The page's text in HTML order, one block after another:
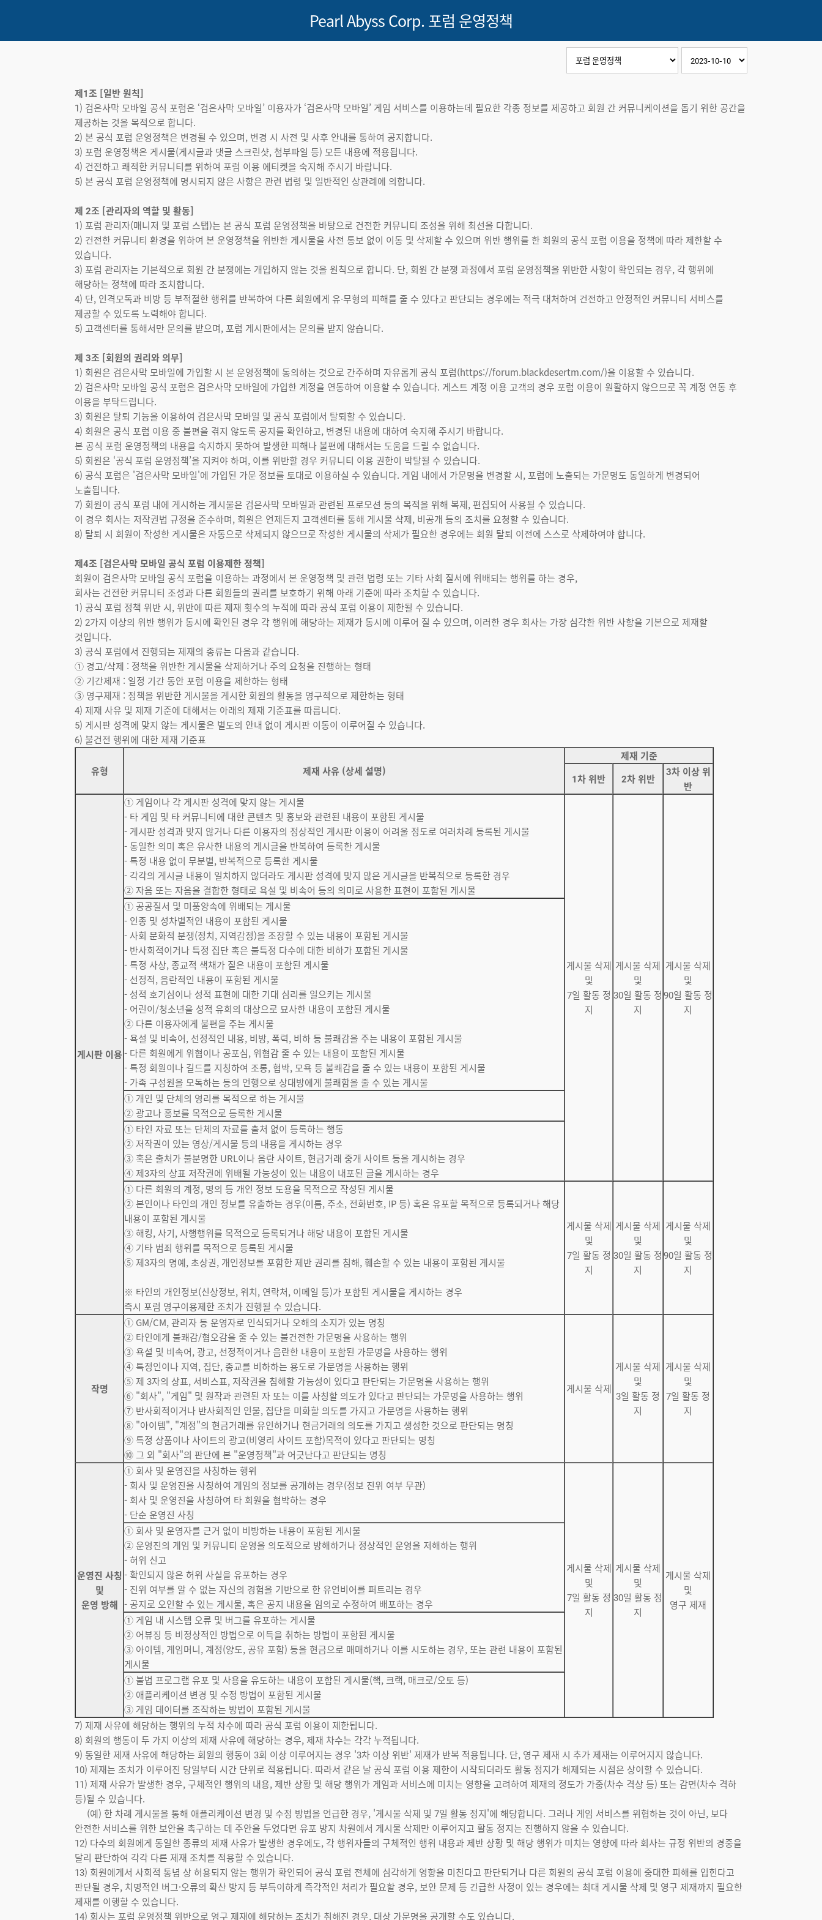
Pearl Abyss Corp. 포럼 운영정책
제1조 [일반 원칙]
1) 검은사막 모바일 공식 포럼은 ‘검은사막 모바일’ 이용자가 ‘검은사막 모바일’ 게임 서비스를 이용하는데 필요한 각종 정보를 제공하고 회원 간 커뮤니케이션을 돕기 위한 공간을
제공하는 것을 목적으로 합니다.
2) 본 공식 포럼 운영정책은 변경될 수 있으며, 변경 시 사전 및 사후 안내를 통하여 공지합니다.
3) 포럼 운영정책은 게시물(게시글과 댓글 스크린샷, 첨부파일 등) 모든 내용에 적용됩니다.
4) 건전하고 쾌적한 커뮤니티를 위하여 포럼 이용 에티켓을 숙지해 주시기 바랍니다.
5) 본 공식 포럼 운영정책에 명시되지 않은 사항은 관련 법령 및 일반적인 상관례에 의합니다.
제 2조 [관리자의 역할 및 활동]
1) 포럼 관리자(매니저 및 포럼 스탭)는 본 공식 포럼 운영정책을 바탕으로 건전한 커뮤니티 조성을 위해 최선을 다합니다.
2) 건전한 커뮤니티 환경을 위하여 본 운영정책을 위반한 게시물을 사전 통보 없이 이동 및 삭제할 수 있으며 위반 행위를 한 회원의 공식 포럼 이용을 정책에 따라 제한할 수
있습니다.
3) 포럼 관리자는 기본적으로 회원 간 분쟁에는 개입하지 않는 것을 원칙으로 합니다. 단, 회원 간 분쟁 과정에서 포럼 운영정책을 위반한 사항이 확인되는 경우, 각 행위에
해당하는 정책에 따라 조치합니다.
4) 단, 인격모독과 비방 등 부적절한 행위를 반복하여 다른 회원에게 유∙무형의 피해를 줄 수 있다고 판단되는 경우에는 적극 대처하여 건전하고 안정적인 커뮤니티 서비스를
제공할 수 있도록 노력해야 합니다.
5) 고객센터를 통해서만 문의를 받으며, 포럼 게시판에서는 문의를 받지 않습니다.
제 3조 [회원의 권리와 의무]
1) 회원은 검은사막 모바일에 가입할 시 본 운영정책에 동의하는 것으로 간주하며 자유롭게 공식 포럼(https://forum.blackdesertm.com/)을 이용할 수 있습니다.
2) 검은사막 모바일 공식 포럼은 검은사막 모바일에 가입한 계정을 연동하여 이용할 수 있습니다. 게스트 계정 이용 고객의 경우 포럼 이용이 원활하지 않으므로 꼭 계정 연동 후
이용을 부탁드립니다.
3) 회원은 탈퇴 기능을 이용하여 검은사막 모바일 및 공식 포럼에서 탈퇴할 수 있습니다.
4) 회원은 공식 포럼 이용 중 불편을 겪지 않도록 공지를 확인하고, 변경된 내용에 대하여 숙지해 주시기 바랍니다.
본 공식 포럼 운영정책의 내용을 숙지하지 못하여 발생한 피해나 불편에 대해서는 도움을 드릴 수 없습니다.
5) 회원은 ‘공식 포럼 운영정책’을 지켜야 하며, 이를 위반할 경우 커뮤니티 이용 권한이 박탈될 수 있습니다.
6) 공식 포럼은 '검은사막 모바일'에 가입된 가문 정보를 토대로 이용하실 수 있습니다. 게임 내에서 가문명을 변경할 시, 포럼에 노출되는 가문명도 동일하게 변경되어
노출됩니다.
7) 회원이 공식 포럼 내에 게시하는 게시물은 검은사막 모바일과 관련된 프로모션 등의 목적을 위해 복제, 편집되어 사용될 수 있습니다.
이 경우 회사는 저작권법 규정을 준수하며, 회원은 언제든지 고객센터를 통해 게시물 삭제, 비공개 등의 조치를 요청할 수 있습니다.
8) 탈퇴 시 회원이 작성한 게시물은 자동으로 삭제되지 않으므로 작성한 게시물의 삭제가 필요한 경우에는 회원 탈퇴 이전에 스스로 삭제하여야 합니다.
제4조 [검은사막 모바일 공식 포럼 이용제한 정책]
회원이 검은사막 모바일 공식 포럼을 이용하는 과정에서 본 운영정책 및 관련 법령 또는 기타 사회 질서에 위배되는 행위를 하는 경우,
회사는 건전한 커뮤니티 조성과 다른 회원들의 권리를 보호하기 위해 아래 기준에 따라 조치할 수 있습니다.
1) 공식 포럼 정책 위반 시, 위반에 따른 제재 횟수의 누적에 따라 공식 포럼 이용이 제한될 수 있습니다.
2) 2가지 이상의 위반 행위가 동시에 확인된 경우 각 행위에 해당하는 제재가 동시에 이루어 질 수 있으며, 이러한 경우 회사는 가장 심각한 위반 사항을 기본으로 제재할
것입니다.
3) 공식 포럼에서 진행되는 제재의 종류는 다음과 같습니다.
① 경고/삭제 : 정책을 위반한 게시물을 삭제하거나 주의 요청을 진행하는 형태
② 기간제재 : 일정 기간 동안 포럼 이용을 제한하는 형태
③ 영구제재 : 정책을 위반한 게시물을 게시한 회원의 활동을 영구적으로 제한하는 형태
4) 제재 사유 및 제재 기준에 대해서는 아래의 제재 기준표를 따릅니다.
5) 게시판 성격에 맞지 않는 게시물은 별도의 안내 없이 게시판 이동이 이루어질 수 있습니다.
6) 불건전 행위에 대한 제재 기준표
유형 제재 사유 (상세 설명)
제재 기준
1차 위반
2차 위반
3차 이상 위
반
게시판 이용
① 게임이나 각 게시판 성격에 맞지 않는 게시물
- 타 게임 및 타 커뮤니티에 대한 콘텐츠 및 홍보와 관련된 내용이 포함된 게시물
- 게시판 성격과 맞지 않거나 다른 이용자의 정상적인 게시판 이용이 어려울 정도로 여러차례 등록된 게시물
- 동일한 의미 혹은 유사한 내용의 게시글을 반복하여 등록한 게시물
- 특정 내용 없이 무분별, 반복적으로 등록한 게시물
- 각각의 게시글 내용이 일치하지 않더라도 게시판 성격에 맞지 않은 게시글을 반복적으로 등록한 경우
② 자음 또는 자음을 결합한 형태로 욕설 및 비속어 등의 의미로 사용한 표현이 포함된 게시물
게시물 삭제
및
7일 활동 정
지
게시물 삭제
및
30일 활동 정
지
게시물 삭제
및
90일 활동 정
지
① 공공질서 및 미풍양속에 위배되는 게시물
- 인종 및 성차별적인 내용이 포함된 게시물
- 사회 문화적 분쟁(정치, 지역감정)을 조장할 수 있는 내용이 포함된 게시물
- 반사회적이거나 특정 집단 혹은 불특정 다수에 대한 비하가 포함된 게시물
- 특정 사상, 종교적 색채가 짙은 내용이 포함된 게시물
- 선정적, 음란적인 내용이 포함된 게시물
- 성적 호기심이나 성적 표현에 대한 기대 심리를 일으키는 게시물
- 어린이/청소년을 성적 유희의 대상으로 묘사한 내용이 포함된 게시물
② 다른 이용자에게 불편을 주는 게시물
- 욕설 및 비속어, 선정적인 내용, 비방, 폭력, 비하 등 불쾌감을 주는 내용이 포함된 게시물
- 다른 회원에게 위협이나 공포심, 위협감 줄 수 있는 내용이 포함된 게시물
- 특정 회원이나 길드를 지칭하여 조롱, 협박, 모욕 등 불쾌감을 줄 수 있는 내용이 포함된 게시물
- 가족 구성원을 모독하는 등의 언행으로 상대방에게 불쾌함을 줄 수 있는 게시물
① 개인 및 단체의 영리를 목적으로 하는 게시물
② 광고나 홍보를 목적으로 등록한 게시물
① 타인 자료 또는 단체의 자료를 출처 없이 등록하는 행동
② 저작권이 있는 영상/게시물 등의 내용을 게시하는 경우
③ 혹은 출처가 불분명한 URL이나 음란 사이트, 현금거래 중개 사이트 등을 게시하는 경우
④ 제3자의 상표 저작권에 위배될 가능성이 있는 내용이 내포된 글을 게시하는 경우
① 다른 회원의 계정, 명의 등 개인 정보 도용을 목적으로 작성된 게시물
② 본인이나 타인의 개인 정보를 유출하는 경우(이름, 주소, 전화번호, IP 등) 혹은 유포할 목적으로 등록되거나 해당
내용이 포함된 게시물
③ 해킹, 사기, 사행행위를 목적으로 등록되거나 해당 내용이 포함된 게시물
④ 기타 범죄 행위를 목적으로 등록된 게시물
⑤ 제3자의 명예, 초상권, 개인정보를 포함한 제반 권리를 침해, 훼손할 수 있는 내용이 포함된 게시물
※ 타인의 개인정보(신상정보, 위치, 연락처, 이메일 등)가 포함된 게시물을 게시하는 경우
즉시 포럼 영구이용제한 조치가 진행될 수 있습니다.
게시물 삭제
및
7일 활동 정
지
게시물 삭제
및
30일 활동 정
지
게시물 삭제
및
90일 활동 정
지
작명
① GM/CM, 관리자 등 운영자로 인식되거나 오해의 소지가 있는 명칭
② 타인에게 불쾌감/혐오감을 줄 수 있는 불건전한 가문명을 사용하는 행위
③ 욕설 및 비속어, 광고, 선정적이거나 음란한 내용이 포함된 가문명을 사용하는 행위
④ 특정인이나 지역, 집단, 종교를 비하하는 용도로 가문명을 사용하는 행위
⑤ 제 3자의 상표, 서비스표, 저작권을 침해할 가능성이 있다고 판단되는 가문명을 사용하는 행위
⑥ "회사", "게임" 및 원작과 관련된 자 또는 이를 사칭할 의도가 있다고 판단되는 가문명을 사용하는 행위
⑦ 반사회적이거나 반사회적인 인물, 집단을 미화할 의도를 가지고 가문명을 사용하는 행위
⑧ "아이템", "계정"의 현금거래를 유인하거나 현금거래의 의도를 가지고 생성한 것으로 판단되는 명칭
⑨ 특정 상품이나 사이트의 광고(비영리 사이트 포함)목적이 있다고 판단되는 명칭
⑩ 그 외 "회사"의 판단에 본 "운영정책"과 어긋난다고 판단되는 명칭
게시물 삭제
게시물 삭제
및
3일 활동 정
지
게시물 삭제
및
7일 활동 정
지
운영진 사칭
및
운영 방해
① 회사 및 운영진을 사칭하는 행위
- 회사 및 운영진을 사칭하여 게임의 정보를 공개하는 경우(정보 진위 여부 무관)
- 회사 및 운영진을 사칭하여 타 회원을 협박하는 경우
- 단순 운영진 사칭
게시물 삭제
및
7일 활동 정
지
게시물 삭제
및
30일 활동 정
지
게시물 삭제
및
영구 제재
① 회사 및 운영자를 근거 없이 비방하는 내용이 포함된 게시물
② 운영진의 게임 및 커뮤니티 운영을 의도적으로 방해하거나 정상적인 운영을 저해하는 행위
- 허위 신고
- 확인되지 않은 허위 사실을 유포하는 경우
- 진위 여부를 알 수 없는 자신의 경험을 기반으로 한 유언비어를 퍼트리는 경우
- 공지로 오인할 수 있는 게시물, 혹은 공지 내용을 임의로 수정하여 배포하는 경우
① 게임 내 시스템 오류 및 버그를 유포하는 게시물
② 어뷰징 등 비정상적인 방법으로 이득을 취하는 방법이 포함된 게시물
③ 아이템, 게임머니, 계정(양도, 공유 포함) 등을 현금으로 매매하거나 이를 시도하는 경우, 또는 관련 내용이 포함된
게시물
① 불법 프로그램 유포 및 사용을 유도하는 내용이 포함된 게시물(핵, 크랙, 매크로/오토 등)
② 애플리케이션 변경 및 수정 방법이 포함된 게시물
③ 게임 데이터를 조작하는 방법이 포함된 게시물
7) 제재 사유에 해당하는 행위의 누적 차수에 따라 공식 포럼 이용이 제한됩니다.
8) 회원의 행동이 두 가지 이상의 제재 사유에 해당하는 경우, 제재 차수는 각각 누적됩니다.
9) 동일한 제재 사유에 해당하는 회원의 행동이 3회 이상 이루어지는 경우 '3차 이상 위반' 제재가 반복 적용됩니다. 단, 영구 제재 시 추가 제재는 이루어지지 않습니다.
10) 제재는 조치가 이루어진 당일부터 시간 단위로 적용됩니다. 따라서 같은 날 공식 포럼 이용 제한이 시작되더라도 활동 정지가 해제되는 시점은 상이할 수 있습니다.
11) 제재 사유가 발생한 경우, 구체적인 행위의 내용, 제반 상황 및 해당 행위가 게임과 서비스에 미치는 영향을 고려하여 제재의 정도가 가중(차수 격상 등) 또는 감면(차수 격하
등)될 수 있습니다.
(예) 한 차례 게시물을 통해 애플리케이션 변경 및 수정 방법을 언급한 경우, '게시물 삭제 및 7일 활동 정지'에 해당합니다. 그러나 게임 서비스를 위협하는 것이 아닌, 보다
안전한 서비스를 위한 보안을 촉구하는 데 주안을 두었다면 유포 방지 차원에서 게시물 삭제만 이루어지고 활동 정지는 진행하지 않을 수 있습니다.
12) 다수의 회원에게 동일한 종류의 제재 사유가 발생한 경우에도, 각 행위자들의 구체적인 행위 내용과 제반 상황 및 해당 행위가 미치는 영향에 따라 회사는 규정 위반의 경중을
달리 판단하여 각각 다른 제재 조치를 적용할 수 있습니다.
13) 회원에게서 사회적 통념 상 허용되지 않는 행위가 확인되어 공식 포럼 전체에 심각하게 영향을 미친다고 판단되거나 다른 회원의 공식 포럼 이용에 중대한 피해를 입힌다고
판단될 경우, 치명적인 버그·오류의 확산 방지 등 부득이하게 즉각적인 처리가 필요할 경우, 보안 문제 등 긴급한 사정이 있는 경우에는 최대 게시물 삭제 및 영구 제재까지 필요한
제재를 이행할 수 있습니다.
14) 회사는 포럼 운영정책 위반으로 영구 제재에 해당하는 조치가 취해진 경우, 대상 가문명을 공개할 수도 있습니다.